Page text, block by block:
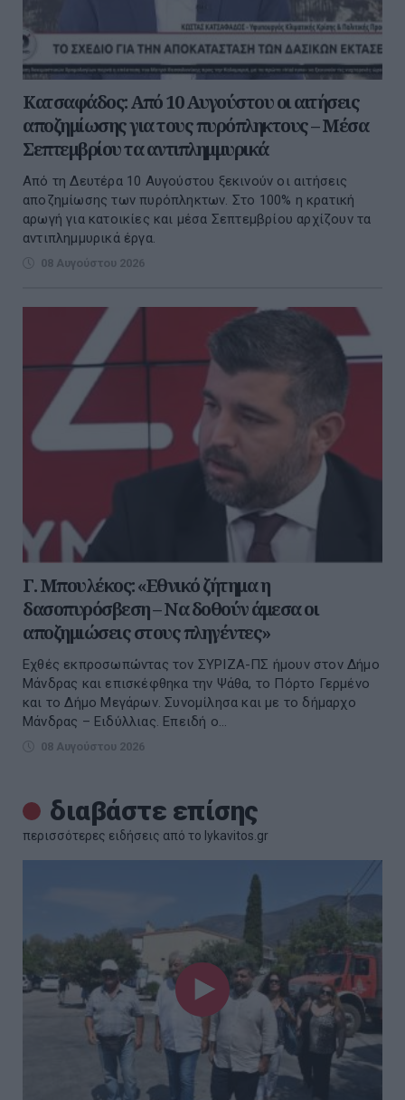
Κατσαφάδος: Από 10 Αυγούστου οι αιτήσεις
αποζημίωσης για τους πυρόπληκτους – Μέσα
Σεπτεμβρίου τα αντιπλημμυρικά
Από τη Δευτέρα 10 Αυγούστου ξεκινούν οι αιτήσεις
αποζημίωσης των πυρόπληκτων. Στο 100% η κρατική
αρωγή για κατοικίες και μέσα Σεπτεμβρίου αρχίζουν τα
αντιπλημμυρικά έργα.
08 Αυγούστου 2026
Γ. Μπουλέκος: «Εθνικό ζήτημα η
δασοπυρόσβεση – Να δοθούν άμεσα οι
αποζημιώσεις στους πληγέντες»
Εχθές εκπροσωπώντας τον ΣΥΡΙΖΑ-ΠΣ ήμουν στον Δήμο
Μάνδρας και επισκέφθηκα την Ψάθα, το Πόρτο Γερμένο
και το Δήμο Μεγάρων. Συνομίλησα και με το δήμαρχο
Μάνδρας – Ειδύλλιας. Επειδή ο...
08 Αυγούστου 2026
διαβάστε επίσης
περισσότερες ειδήσεις από το lykavitos.gr